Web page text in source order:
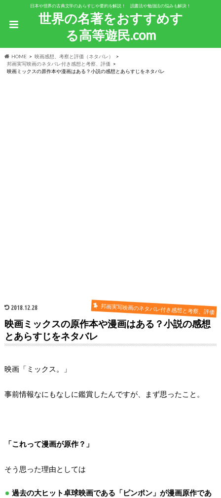
日本や世界の古典文学のあらすじや要約を解説！ 読書法や勉強法の悩みも解決！
世界の名著をおすすめす
る高等遊民.com
HOME
映画感想、考察と評価（ネタバレ）
邦画実写映画のネタバレ付き感想と考察、評価
映画ミックスの原作本や漫画はある？小説の感想とあらすじをネタバレ
2018.12.28 邦画実写映画のネタバレ付き感想と考察、評価
映画ミックスの原作本や漫画はある？小説の感想
とあらすじをネタバレ
映画「ミックス。」
事前情報なにもなしに鑑賞したんですが、まず思ったこと。
「これって漫画が原作？」
そう思った理由としては
過去の大ヒット卓球映画である「ピンポン」が漫画原作であ